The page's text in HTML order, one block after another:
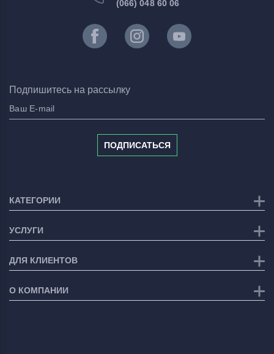
(066) 048 60 06
Подпишитесь на рассылку
ПОДПИСАТЬСЯ
КАТЕГОРИИ
УСЛУГИ
ДЛЯ КЛИЕНТОВ
О КОМПАНИИ